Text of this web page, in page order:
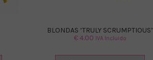
BLONDAS ‘TRULY SCRUMPTIOUS’
€4.00 IVA Incluido